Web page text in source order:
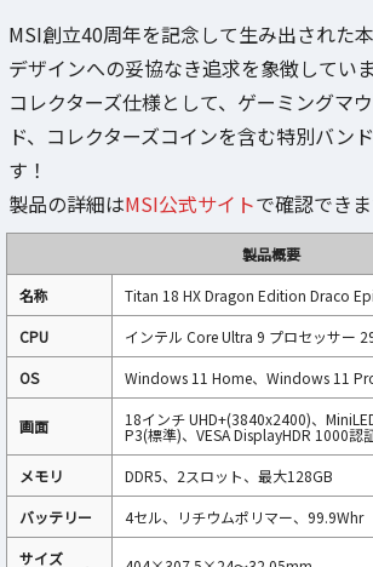
MSI創立40周年を記念して生み出された
デザインへの妥協なき追求を象徴していま
コレクターズ仕様として、ゲーミングマ
ド、コレクターズコインを含む特別バン
す！
製品の詳細はMSI公式サイトで確認できま
製品概要
名称
Titan 18 HX Dragon Edition Draco
CPU
インテル Core Ultra 9 プロセッサー
OS
Windows 11 Home、Windows 11
画面 18インチ UHD+(3840x2400)、
P3(標準)、VESA DisplayHDR 1000認
メモリ
DDR5、2スロット、最大128GB
バッテリー
4セル、リチウムポリマー、99.9Whr
サイズ